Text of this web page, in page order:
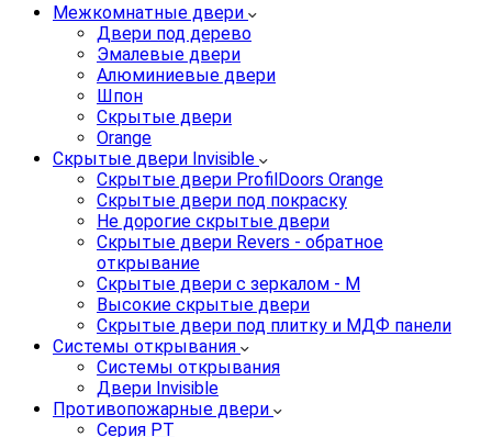
Межкомнатные двери
Двери под дерево
Эмалевые двери
Алюминиевые двери
Шпон
Скрытые двери
Orange
Скрытые двери Invisible
Скрытые двери ProfilDoors Orange
Скрытые двери под покраску
Не дорогие скрытые двери
Скрытые двери Revers - обратное
открывание
Скрытые двери с зеркалом - M
Высокие скрытые двери
Скрытые двери под плитку и МДФ панели
Системы открывания
Системы открывания
Двери Invisible
Противопожарные двери
Серия PT